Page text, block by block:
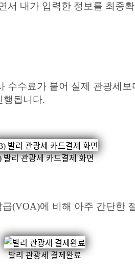
서 내가 입력한 정보를 최종
수료가 붙어 실제 관광세
행됩니다.
관광세 카드결제 화면
(VOA)에 비해 아주 간단한
발리 관광세 결제완료